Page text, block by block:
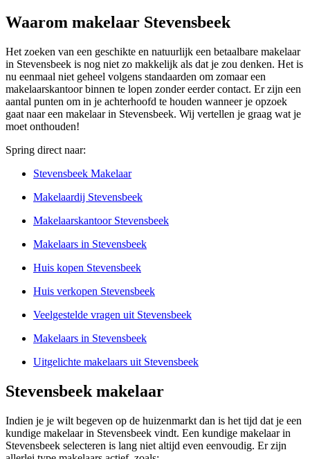
Waarom makelaar Stevensbeek
Het zoeken van een geschikte en natuurlijk een betaalbare makelaar
in Stevensbeek is nog niet zo makkelijk als dat je zou denken. Het is
nu eenmaal niet geheel volgens standaarden om zomaar een
makelaarskantoor binnen te lopen zonder eerder contact. Er zijn een
aantal punten om in je achterhoofd te houden wanneer je opzoek
gaat naar een makelaar in Stevensbeek. Wij vertellen je graag wat je
moet onthouden!
Spring direct naar:
Stevensbeek Makelaar
Makelaardij Stevensbeek
Makelaarskantoor Stevensbeek
Makelaars in Stevensbeek
Huis kopen Stevensbeek
Huis verkopen Stevensbeek
Veelgestelde vragen uit Stevensbeek
Makelaars in Stevensbeek
Uitgelichte makelaars uit Stevensbeek
Stevensbeek makelaar
Indien je je wilt begeven op de huizenmarkt dan is het tijd dat je een
kundige makelaar in Stevensbeek vindt. Een kundige makelaar in
Stevensbeek selecteren is lang niet altijd even eenvoudig. Er zijn